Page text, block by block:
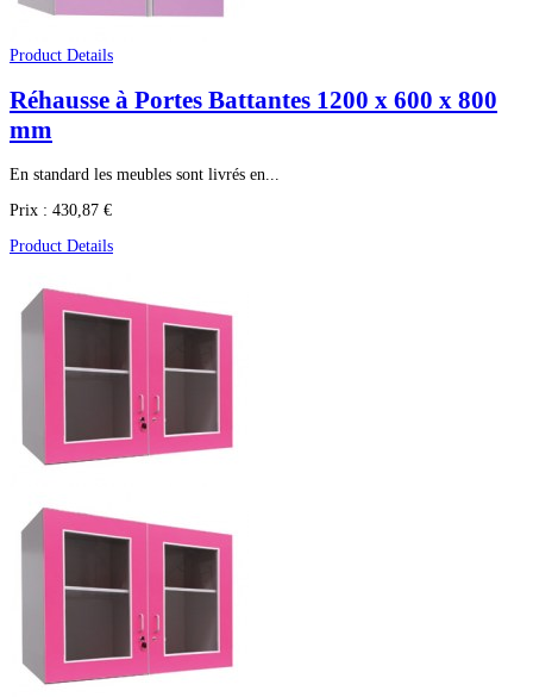
Product Details
Réhausse à Portes Battantes 1200 x 600 x 800
mm
En standard les meubles sont livrés en...
Prix : 430,87 €
Product Details